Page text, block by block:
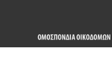
content